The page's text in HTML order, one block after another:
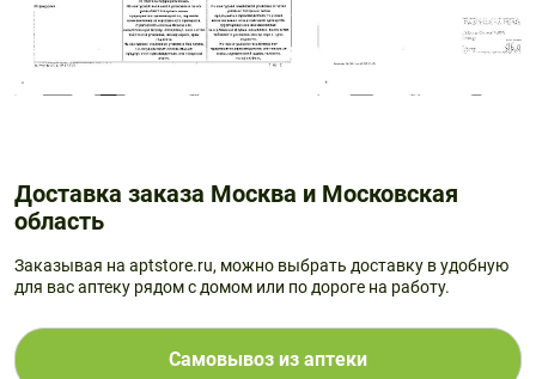
Доставка заказа Москва и Московская
область
Заказывая на aptstore.ru, можно выбрать доставку в удобную
для вас аптеку рядом с домом или по дороге на работу.
Самовывоз из аптеки